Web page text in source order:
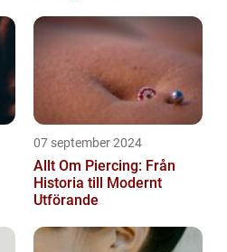
07 september 2024
Allt Om Piercing: Från
Historia till Modernt
Utförande